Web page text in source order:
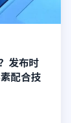
发布时
配合技